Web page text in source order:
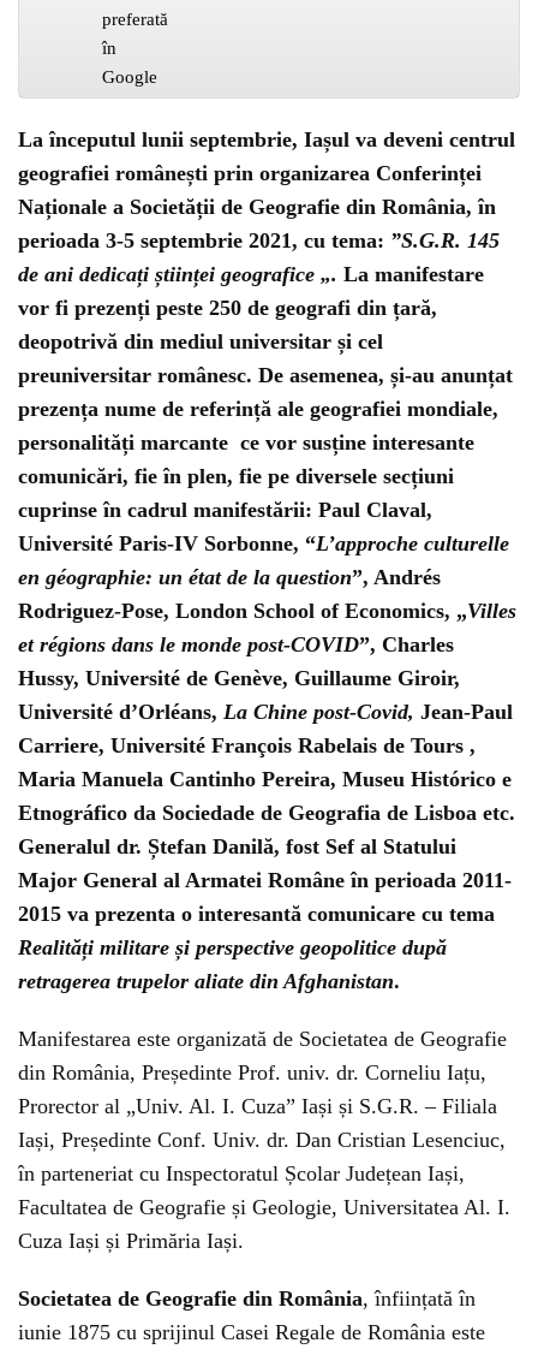
La începutul lunii septembrie, Iașul va deveni centrul
geografiei românești prin organizarea Conferinței
Naționale a Societății de Geografie din România, în
perioada 3-5 septembrie 2021, cu tema: ”S.G.R. 145
de ani dedicați științei geografice „. La manifestare
vor fi prezenți peste 250 de geografi din țară,
deopotrivă din mediul universitar și cel
preuniversitar românesc. De asemenea, și-au anunțat
prezența nume de referință ale geografiei mondiale,
personalități marcante ce vor susține interesante
comunicări, fie în plen, fie pe diversele secțiuni
cuprinse în cadrul manifestării: Paul Claval,
Université Paris-IV Sorbonne, “L’approche culturelle
en géographie: un état de la question”, Andrés
Rodriguez-Pose, London School of Economics, „Villes
et régions dans le monde post-COVID”, Charles
Hussy, Université de Genève, Guillaume Giroir,
Université d’Orléans, La Chine post-Covid, Jean-Paul
Carriere, Université François Rabelais de Tours ,
Maria Manuela Cantinho Pereira, Museu Histórico e
Etnográfico da Sociedade de Geografia de Lisboa etc.
Generalul dr. Ștefan Danilă, fost Sef al Statului
Major General al Armatei Române în perioada 2011-
2015 va prezenta o interesantă comunicare cu tema
Realități militare și perspective geopolitice după
retragerea trupelor aliate din Afghanistan.
Manifestarea este organizată de Societatea de Geografie
din România, Președinte Prof. univ. dr. Corneliu Iațu,
Prorector al „Univ. Al. I. Cuza” Iași și S.G.R. – Filiala
Iași, Președinte Conf. Univ. dr. Dan Cristian Lesenciuc,
în parteneriat cu Inspectoratul Școlar Județean Iași,
Facultatea de Geografie și Geologie, Universitatea Al. I.
Cuza Iași și Primăria Iași.
Societatea de Geografie din România, înființată în
iunie 1875 cu sprijinul Casei Regale de România este